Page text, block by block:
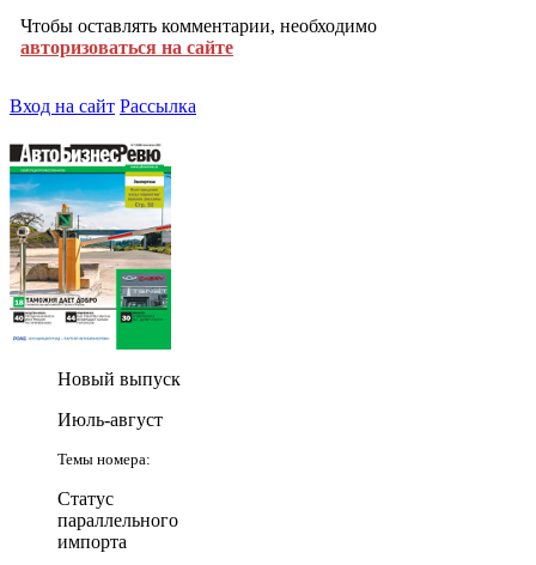
Чтобы оставлять комментарии, необходимо
авторизоваться на сайте
Вход на сайт Рассылка
Новый выпуск
Июль-август
Темы номера:
Статус
параллельного
импорта